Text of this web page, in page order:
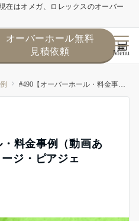
在はオメガ、ロレックスのオーバー
オーバーホール無料
見積依頼
Menu
#490【オーバーホール・料金事例（動画あり）】ピアジェ／ジョージ・ピアジェ
料金事例（動画あ
ジ・ピアジェ